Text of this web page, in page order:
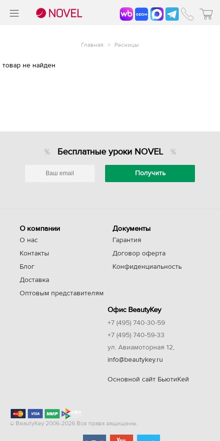
Главная > Ресницы
товар не найден
Бесплатные уроки NOVEL
О компании
О нас
Контакты
Блог
Доставка
Оптовым представителям
Документы
Гарантия
Договор оферта
Конфиденциальность
Офис BeautyKey
+7 (495) 740-30-59
+7 (495) 740-59-33
ул. Авиамоторная 12,
info@beautykey.ru
Основной сайт БьютиКей
© BeautyKey 2006-2026 Все права защищены.